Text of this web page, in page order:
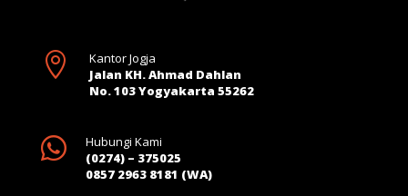

Kantor Jogja
Jalan KH. Ahmad Dahlan
No. 103 Yogyakarta 55262

Hubungi Kami
(0274) – 375025
0857 2963 8181 (WA)